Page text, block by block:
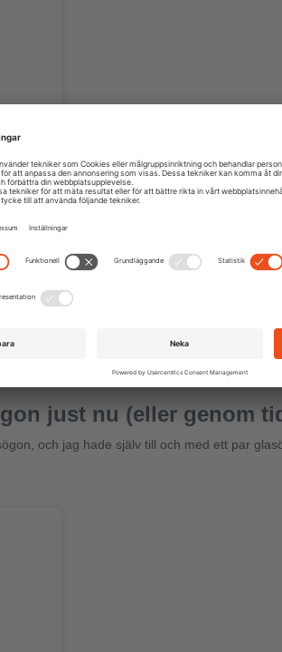
passar till den
glasögonstil. Dessutom förändras den
Och hur väljer du
är rätt många. Glasögonen borde rent
har jag även en del allround-modeller
just nu (eller genom
och jag hade själv till och med ett par